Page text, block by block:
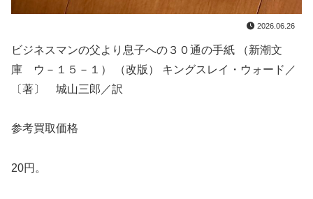
2026.06.26
ビジネスマンの父より息子への３０通の手紙 （新潮文
庫 ウ－１５－１） （改版） キングスレイ・ウォード／
〔著〕 城山三郎／訳
参考買取価格
20円。